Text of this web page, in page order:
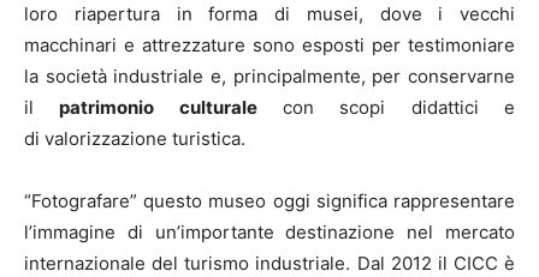
loro riapertura in forma di musei, dove i vecchi
macchinari e attrezzature sono esposti per testimoniare
la società industriale e, principalmente, per conservarne
ilpatrimonio culturalecon scopi didattici e
di valorizzazione turistica.
“Fotografare” questo museo oggi significa rappresentare
l’immagine di un’importante destinazione nel mercato
internazionale del turismo industriale. Dal 2012 il CICC è